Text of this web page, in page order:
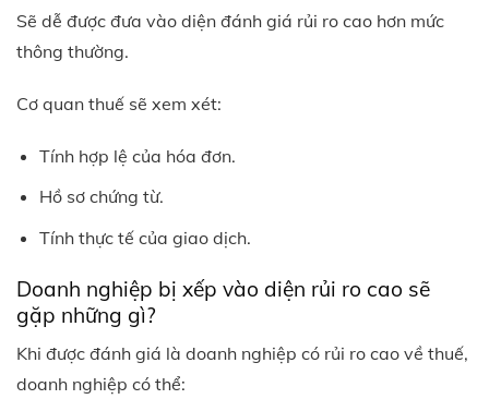
Sẽ dễ được đưa vào diện đánh giá rủi ro cao hơn mức
thông thường.
Cơ quan thuế sẽ xem xét:
Tính hợp lệ của hóa đơn.
Hồ sơ chứng từ.
Tính thực tế của giao dịch.
Doanh nghiệp bị xếp vào diện rủi ro cao sẽ
gặp những gì?
Khi được đánh giá là doanh nghiệp có rủi ro cao về thuế,
doanh nghiệp có thể: